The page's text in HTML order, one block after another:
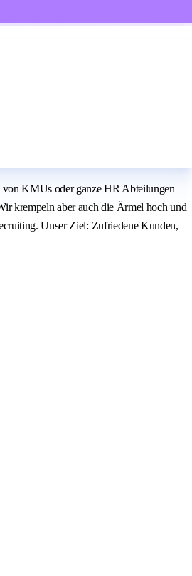
von KMUs oder ganze HR Abteilungen
krempeln aber auch die Ärmel hoch und
Unser Ziel: Zufriedene Kunden,